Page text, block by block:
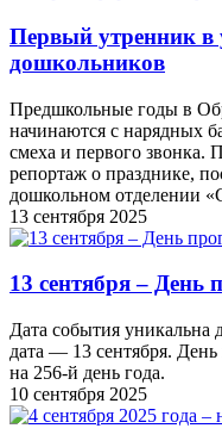
Первый утренник в
дошкольников
Предшкольные годы в
начинаются с нарядных
смеха и первого
репортаж о празднике,
дошкольном отделении
13 сентября 2025
13 сентября – День
Дата события уникальна
дата — 13 сентября. День
на 256-й день года.
10 сентября 2025